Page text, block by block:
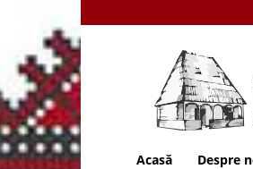
Acasă Despre